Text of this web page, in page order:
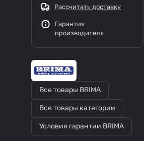
Рассчитать доставку
Гарантия
производителя
Все товары BRIMA
Все товары категории
Условия гарантии BRIMA